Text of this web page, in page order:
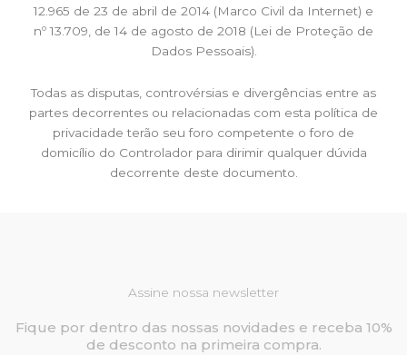
12.965 de 23 de abril de 2014 (Marco Civil da Internet) e
nº 13.709, de 14 de agosto de 2018 (Lei de Proteção de
Dados Pessoais).
Todas as disputas, controvérsias e divergências entre as
partes decorrentes ou relacionadas com esta política de
privacidade terão seu foro competente o foro de
domicílio do Controlador para dirimir qualquer dúvida
decorrente deste documento.
Assine nossa newsletter
Fique por dentro das nossas novidades e receba 10%
de desconto na primeira compra.